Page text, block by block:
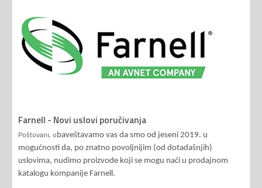
Farnell - Novi uslovi poručivanja
Poštovani, obaveštavamo vas da smo od jeseni 2019. u
mogućnosti da, po znatno povoljnijim (od dotadašnjih)
uslovima, nudimo proizvode koji se mogu naći u prodajnom
katalogu kompanije Farnell.